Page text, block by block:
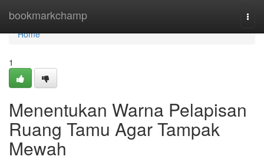
bookmarkchamp
Home
Home
1
Menentukan Warna Pelapisan
Ruang Tamu Agar Tampak
Mewah